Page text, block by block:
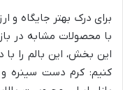
برای درک بهتر جایگاه و
با محصولات مشابه در
این بخش، این بالم را
کنیم: کرم دست سینره